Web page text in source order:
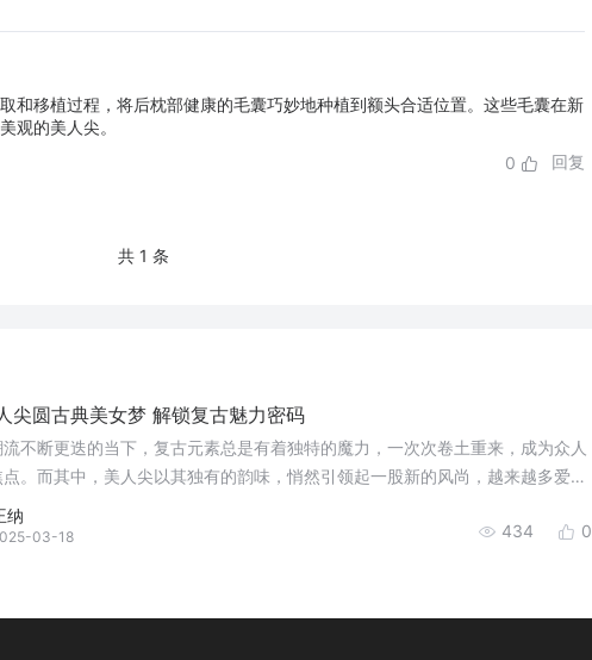
和移植过程，将后枕部健康的毛囊巧妙地种植到额头合适位置。这些毛囊在新
观的美人尖。
0 回复
共 1 条
尖圆古典美女梦 解锁复古魅力密码
不断更迭的当下，复古元素总是有着独特的魔力，一次次卷土重来，成为众人
。而其中，美人尖以其独有的韵味，悄然引领起一股新的风尚，越来越多爱美
踏上了种植美人尖的旅程，只为那份萦绕千年的古典之美。
纳
03-18 434 0